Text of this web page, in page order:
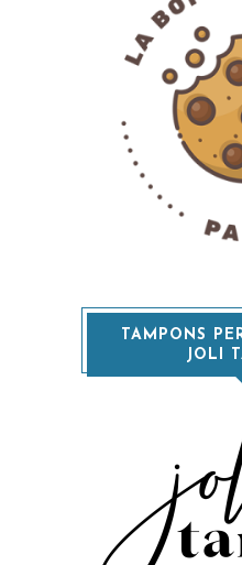
TAMPONS
JOLI